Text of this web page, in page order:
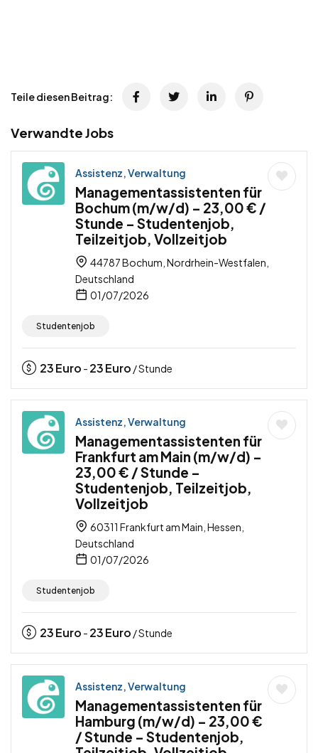
Teile diesen Beitrag:
Verwandte Jobs
Assistenz, Verwaltung
Managementassistenten für
Bochum (m/w/d) – 23,00 € /
Stunde – Studentenjob,
Teilzeitjob, Vollzeitjob
44787 Bochum, Nordrhein-Westfalen,
Deutschland
01/07/2026
Studentenjob
23Euro - 23Euro / Stunde
Assistenz, Verwaltung
Managementassistenten für
Frankfurt am Main (m/w/d) –
23,00 € / Stunde –
Studentenjob, Teilzeitjob,
Vollzeitjob
60311 Frankfurt am Main, Hessen,
Deutschland
01/07/2026
Studentenjob
23Euro - 23Euro / Stunde
Assistenz, Verwaltung
Managementassistenten für
Hamburg (m/w/d) – 23,00 €
/ Stunde – Studentenjob,